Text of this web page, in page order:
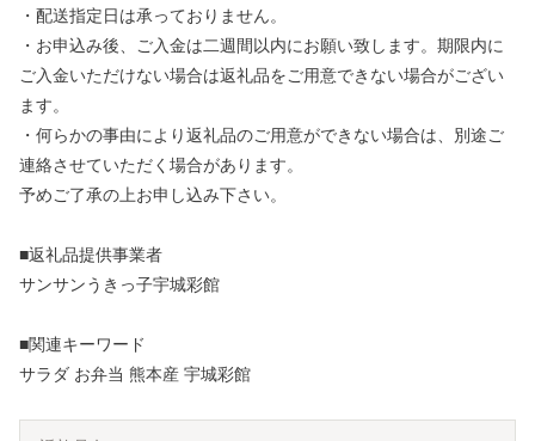
・配送指定日は承っておりません。
・お申込み後、ご入金は二週間以内にお願い致します。期限内に
ご入金いただけない場合は返礼品をご用意できない場合がござい
ます。
・何らかの事由により返礼品のご用意ができない場合は、別途ご
連絡させていただく場合があります。
予めご了承の上お申し込み下さい。
■返礼品提供事業者
サンサンうきっ子宇城彩館
■関連キーワード
サラダ お弁当 熊本産 宇城彩館